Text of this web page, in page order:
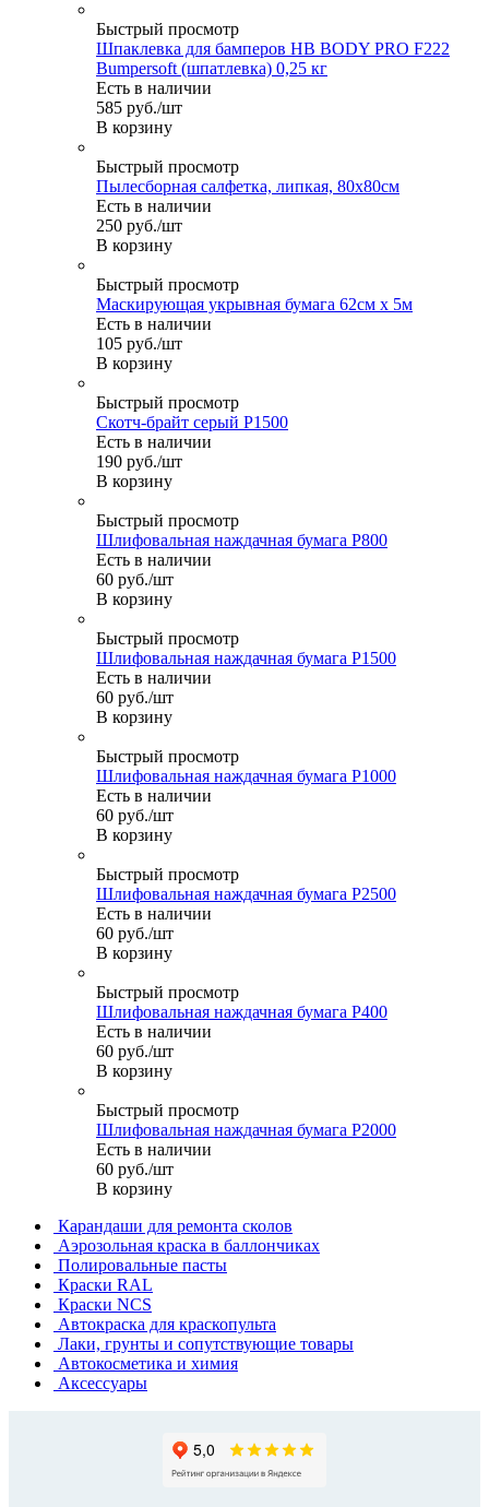
Быстрый просмотр
Шпаклевка для бамперов HB BODY PRO F222
Bumpersoft (шпатлевка) 0,25 кг
Есть в наличии
585 руб./шт
В корзину
Быстрый просмотр
Пылесборная салфетка, липкая, 80х80см
Есть в наличии
250 руб./шт
В корзину
Быстрый просмотр
Маскирующая укрывная бумага 62см х 5м
Есть в наличии
105 руб./шт
В корзину
Быстрый просмотр
Скотч-брайт серый Р1500
Есть в наличии
190 руб./шт
В корзину
Быстрый просмотр
Шлифовальная наждачная бумага P800
Есть в наличии
60 руб./шт
В корзину
Быстрый просмотр
Шлифовальная наждачная бумага P1500
Есть в наличии
60 руб./шт
В корзину
Быстрый просмотр
Шлифовальная наждачная бумага P1000
Есть в наличии
60 руб./шт
В корзину
Быстрый просмотр
Шлифовальная наждачная бумага P2500
Есть в наличии
60 руб./шт
В корзину
Быстрый просмотр
Шлифовальная наждачная бумага P400
Есть в наличии
60 руб./шт
В корзину
Быстрый просмотр
Шлифовальная наждачная бумага P2000
Есть в наличии
60 руб./шт
В корзину
Карандаши для ремонта сколов
Аэрозольная краска в баллончиках
Полировальные пасты
Краски RAL
Краски NCS
Автокраска для краскопульта
Лаки, грунты и сопутствующие товары
Автокосметика и химия
Аксессуары